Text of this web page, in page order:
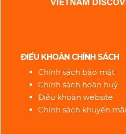
ĐIỀU KHOẢN CHÍNH SÁCH
Chính sách bảo mật
Chính sách hoàn huỷ
Điều khoản website
Chính sách khuyến mãi